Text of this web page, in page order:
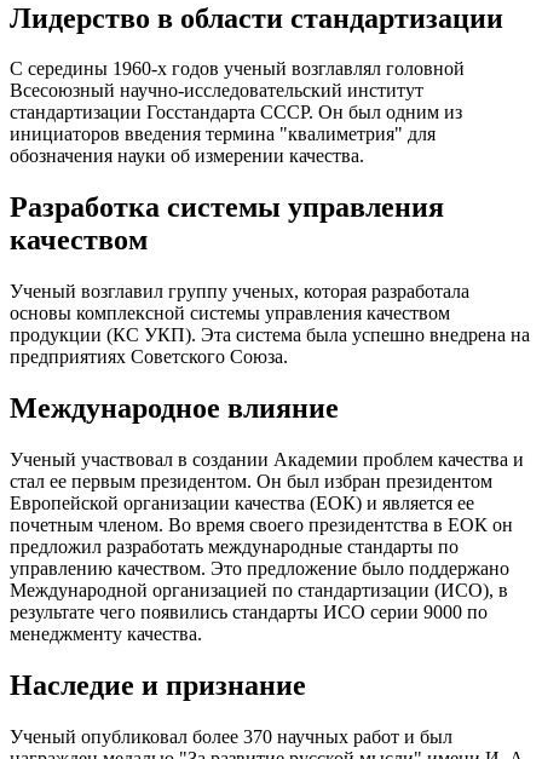
Лидерство в области стандартизации
С середины 1960-х годов ученый возглавлял головной
Всесоюзный научно-исследовательский институт
стандартизации Госстандарта СССР. Он был одним из
инициаторов введения термина "квалиметрия" для
обозначения науки об измерении качества.
Разработка системы управления
качеством
Ученый возглавил группу ученых, которая разработала
основы комплексной системы управления качеством
продукции (КС УКП). Эта система была успешно внедрена на
предприятиях Советского Союза.
Международное влияние
Ученый участвовал в создании Академии проблем качества и
стал ее первым президентом. Он был избран президентом
Европейской организации качества (ЕОК) и является ее
почетным членом. Во время своего президентства в ЕОК он
предложил разработать международные стандарты по
управлению качеством. Это предложение было поддержано
Международной организацией по стандартизации (ИСО), в
результате чего появились стандарты ИСО серии 9000 по
менеджменту качества.
Наследие и признание
Ученый опубликовал более 370 научных работ и был